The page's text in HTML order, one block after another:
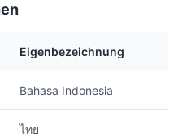
Eigenbezeichnung
Bahasa Indonesia
ไทย